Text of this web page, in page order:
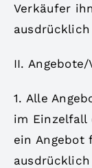
Verkäufer
II.
1. Alle
im Einzelfall
ein Angebot